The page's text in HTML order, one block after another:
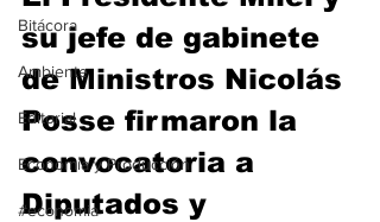
Bitácora
Ambiente
Editorial
Economía y Producción
#economia
su jefe de gabinete
de Ministros Nicolás
Posse firmaron la
convocatoria a
Diputados y